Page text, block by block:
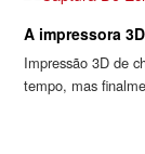
A impressora
Impressão 3D de
tempo, mas